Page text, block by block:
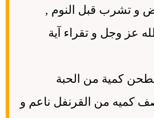
و تشرب قبل النوم ,
عز وجل و تقراء آية
كمية من الحبة
كميه من القرنفل ناعم و